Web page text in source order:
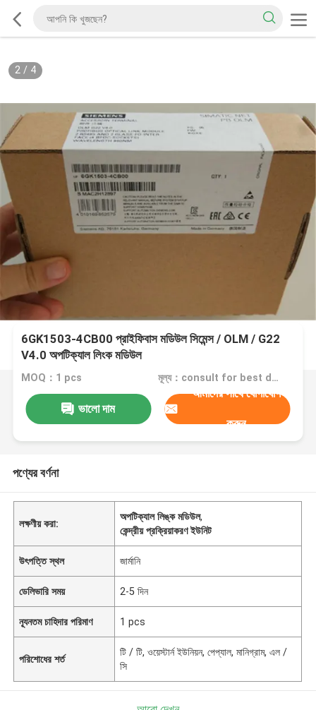
2/ 4
6GK1503-4CB00 প্রাইফিবাস মডিউল সিমেন্স / OLM / G22
V4.0 অপটিক্যাল লিংক মডিউল
MOQ：1 pcs মূল্য：consult for best discount
ভালো দাম
আমাদের সাথে যোগাযোগ
করুন
পণ্যের বর্ণনা
লক্ষণীয় করা:
অপটিক্যাল লিঙ্ক মডিউল,
কেন্দ্রীয় প্রক্রিয়াকরণ ইউনিট
উৎপত্তি স্থল জার্মানি
ডেলিভারি সময় 2-5 দিন
ন্যূনতম চাহিদার পরিমাণ 1 pcs
পরিশোধের শর্ত
টি / টি, ওয়েস্টার্ন ইউনিয়ন, পেপ্যাল, মানিগ্রাম, এল /
সি